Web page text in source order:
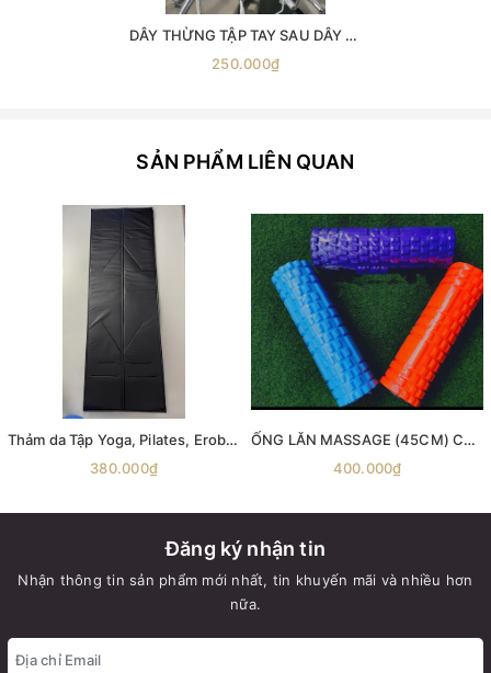
DÂY THỪNG TẬP TAY SAU DÂY KÉO CÁP ( phụ kiện số 4 ) -dây thừng kéo xô -dây thừng tập xô -dây thừng tập tay- sau phụ kiện kéo xô dây đôi tập tay sau dây đôi tập xô tay
250.000₫
SẢN PHẨM LIÊN QUAN
Thảm da Tập Yoga, Pilates, Erobic, Gym , thảm simili tập yoga
380.000₫
ỐNG LĂN MASSAGE (45CM) Con Lăn Massage Phục Hồi Cơ Foam Roller Tập GYM | Yoga Mát Xa Dãn Cơ Tập Gym con lăn giãn cơ ống lăn giãn cơ ống lăn massage
400.000₫
Đăng ký nhận tin
Nhận thông tin sản phẩm mới nhất, tin khuyến mãi và nhiều hơn
nữa.